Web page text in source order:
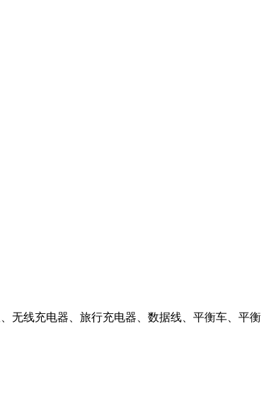
无线充电器、旅行充电器、数据线、平衡车、平衡